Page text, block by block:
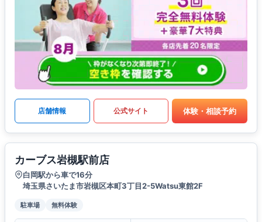
店舗情報 公式サイト 体験・相談予約
カーブス岩槻駅前店
白岡駅から車で16分
埼玉県さいたま市岩槻区本町3丁目2-5Watsu東館2F
駐車場 無料体験